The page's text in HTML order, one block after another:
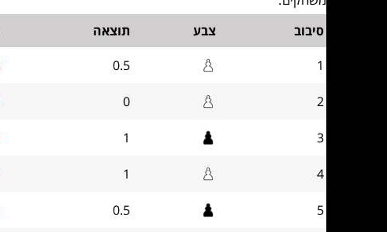
סיבוב צבע תוצאה
1
0.5
2
0
3
1
4
1
5
0.5